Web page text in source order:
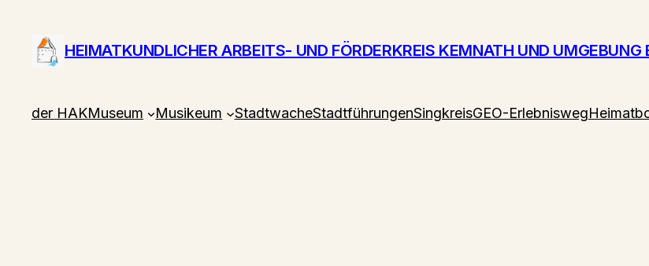
springen
HEIMATKUNDLICHER ARBEITS- UND FÖRDERKREIS KEMNATH UND UMGEBUNG
der HAKMuseum Musikeum StadtwacheStadtführungenSingkreisGEO-Erlebnisweg